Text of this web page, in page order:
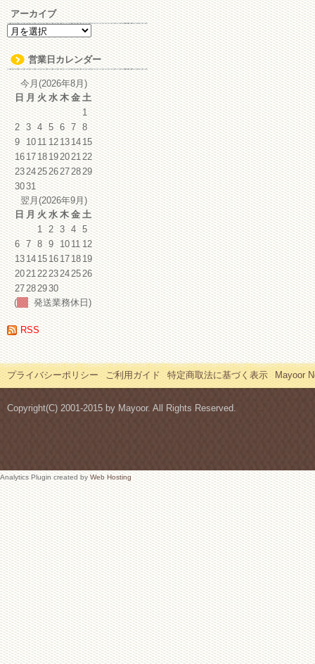
アーカイブ
ア
ー
カ
イ
ブ
営業日カレンダー
今月(2026年8月)
日 月 火 水 木 金 土
1
2 3 4 5 6 7 8
9 1011 12131415
16171819202122
23242526272829
3031
翌月(2026年9月)
日 月 火 水 木 金 土
1 2 3 4 5
6 7 8 9 1011 12
13141516171819
20212223242526
27282930
(
発送業務休日)
RSS
プライバシーポリシー ご利用ガイド 特定商取法に基づく表示 Mayoor
Copyright(C) 2001-2015 by Mayoor. All Rights Reserved.
Analytics Plugin created byWeb Hosting